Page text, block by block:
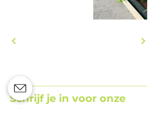
Schrijf je in voor onze
nieuwsbrief